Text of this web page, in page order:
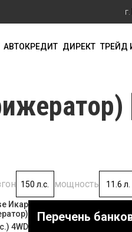
АВТОКРЕДИТ ДИРЕКТ ТРЕЙД
Икар
4WD
150 л.с. мощность 11.6 л.
Перечень